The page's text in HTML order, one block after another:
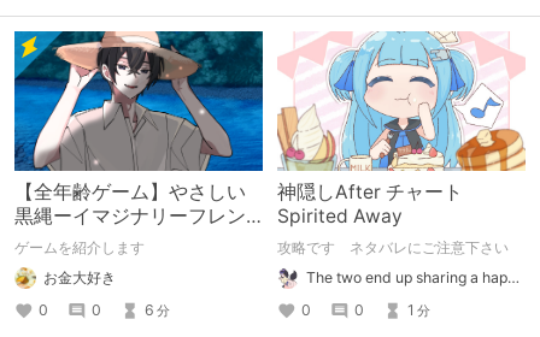
【全年齢ゲーム】やさしい
黒縄ーイマジナリーフレン
ドの「彼」と過ごすおぼん
やすみー
ゲームを紹介します
お金大好き
0
0 6 分
神隠しAfter チャート
Spirited Away
攻略です ネタバレにご注意下さい
The two end up sharing a happy kiss【二人は幸せな接吻をして終了】
0
0 1 分